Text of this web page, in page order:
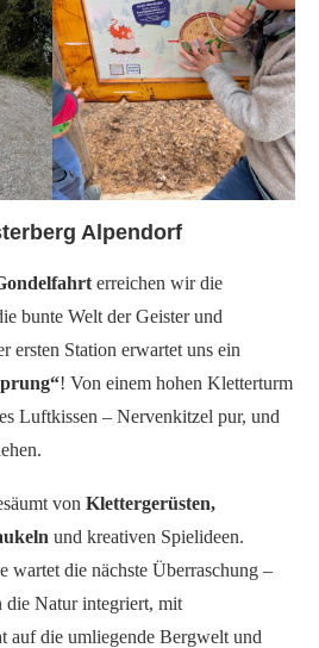
Alpendorf
erreichen wir die
bunte Welt der Geister und
ersten Station erwartet uns ein
! Von einem hohen Kletterturm
Luftkissen – Nervenkitzel pur, und
von Klettergerüsten,
und kreativen Spielideen.
wartet die nächste Überraschung –
die Natur integriert, mit
auf die umliegende Bergwelt und